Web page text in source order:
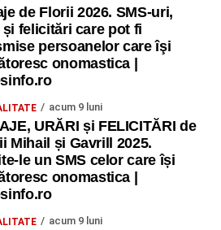
de Florii 2026. SMS-uri,
și felicitări care pot fi
persoanelor care îşi
onomastica |
acum 9 luni
URĂRI și FELICITĂRI de
Mihail și Gavrill 2025.
le un SMS celor care își
onomastica |
acum 9 luni